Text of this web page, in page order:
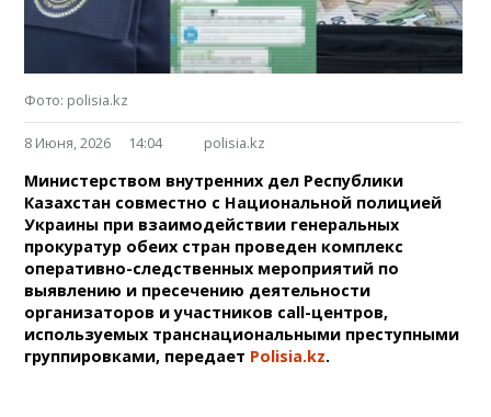
Фото: polisia.kz
8 Июня, 2026 14:04 polisia.kz
Министерством внутренних дел Республики
Казахстан совместно с Национальной полицией
Украины при взаимодействии генеральных
прокуратур обеих стран проведен комплекс
оперативно-следственных мероприятий по
выявлению и пресечению деятельности
организаторов и участников call-центров,
используемых транснациональными преступными
группировками, передает Polisia.kz.